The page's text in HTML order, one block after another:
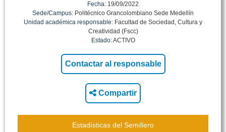
Fecha: 19/09/2022
Sede/Campus: Politécnico Grancolombiano Sede Medellín
Unidad académica responsable: Facultad de Sociedad, Cultura y
Creatividad (Fscc)
Estado:ACTIVO
Compartir
Estadísticas del Semillero